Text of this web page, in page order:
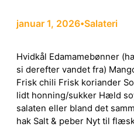
januar 1, 2026•Salateri
Hvidkål Edamamebønner
si derefter vandet fra)
Frisk chili Frisk koriander
lidt honning/sukker Hæld
salaten eller bland det
hak Salt & peber Nyt til